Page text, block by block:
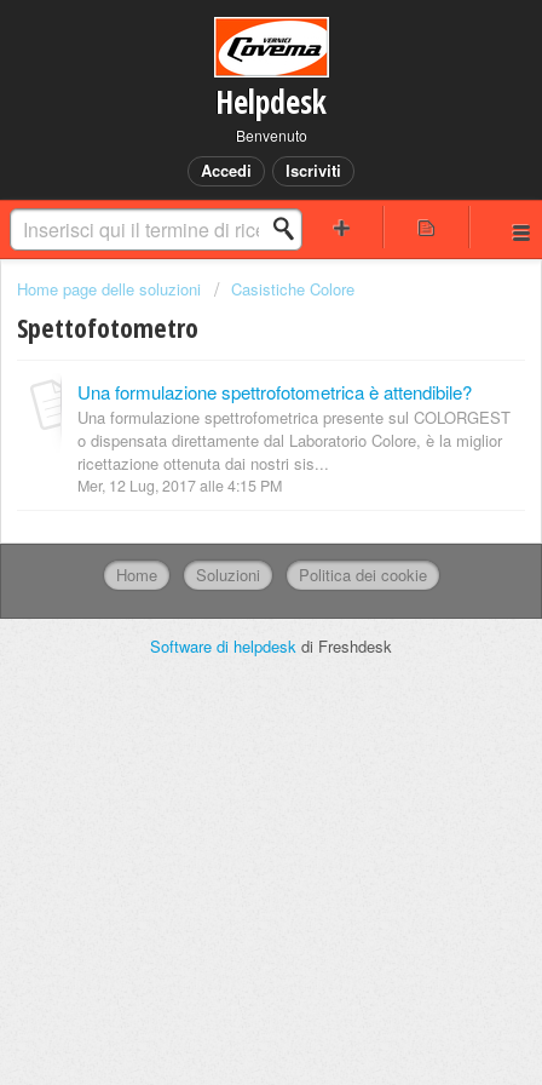
Helpdesk
Benvenuto
Accedi Iscriviti
Home page delle soluzioni Casistiche Colore
Spettofotometro
Una formulazione spettrofotometrica è attendibile?
Una formulazione spettrofometrica presente sul COLORGEST
o dispensata direttamente dal Laboratorio Colore, è la miglior
ricettazione ottenuta dai nostri sis...
Mer, 12 Lug, 2017 alle 4:15 PM
Home Soluzioni Politica dei cookie
Software di helpdesk di Freshdesk